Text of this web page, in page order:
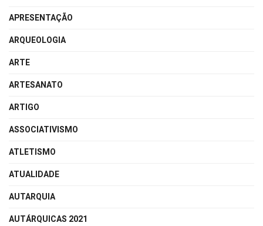
APRESENTAÇÃO
ARQUEOLOGIA
ARTE
ARTESANATO
ARTIGO
ASSOCIATIVISMO
ATLETISMO
ATUALIDADE
AUTARQUIA
AUTÁRQUICAS 2021